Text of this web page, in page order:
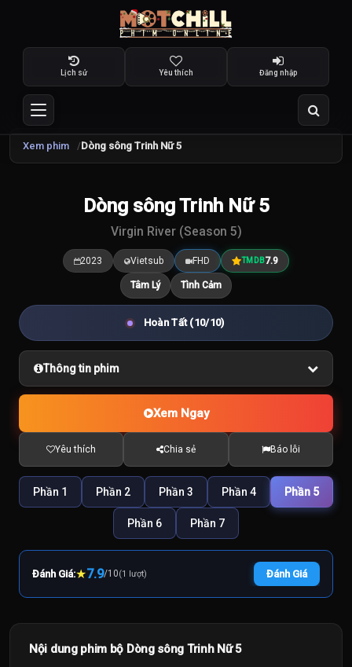
Lịch sử Yêu thích Đăng nhập
Xem phim Dòng sông Trinh Nữ 5
7.9 /10
Dòng sông Trinh Nữ 5
Virgin River (Season 5)
2023 Vietsub FHD TMDB7.9
Tâm Lý Tình Cảm
Hoàn Tất (10/10)
Thông tin phim
Xem Ngay
Yêu thích Chia sẻ Báo lỗi
Phần 1 Phần 2 Phần 3 Phần 4 Phần 5
Phần 6 Phần 7
Đánh Giá:★7.9/10(1 lượt) Đánh Giá
Nội dung phim bộ Dòng sông Trinh Nữ 5